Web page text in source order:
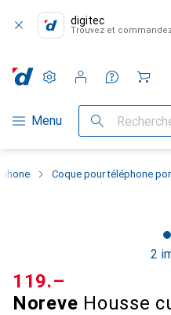
digitec
Trouvez et
Navigation par catégorie
Menu Recherche
Paramètres
Compte client
Listes de comparaison
Listes d'envies
Panier
Coque pour téléphone
2
Noreve Housse
CHF
119.–